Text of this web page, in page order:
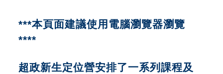
***本頁面建議使用電腦瀏覽器瀏覽
****
超政新生定位營安排了一系列課程及